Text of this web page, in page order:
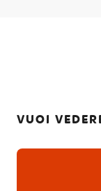
VUOI